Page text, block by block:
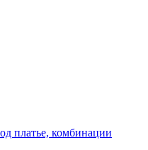
платье, комбинации